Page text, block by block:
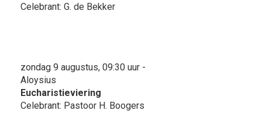
Celebrant: G. de Bekker
zondag 9 augustus, 09:30 uur -
Aloysius
Eucharistieviering
Celebrant: Pastoor H. Boogers